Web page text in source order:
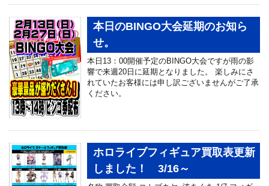
本日のBINGO大会延期のお知ら
せ。
本日13：00開催予定のBINGO大会ですが雨の影
響で来週20日に延期となりました。 楽しみにさ
れていたお客様には申し訳ございませんがご了承
ください。
ホロライブフィギュア買取表更新
しました！ 3/16～